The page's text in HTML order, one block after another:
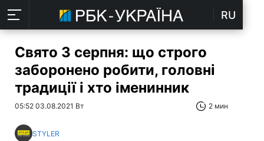
RU
Свято 3 серпня: що строго
заборонено робити, головні
традиції і хто іменинник
05:52 03.08.2021 Вт 2 мин
STYLER